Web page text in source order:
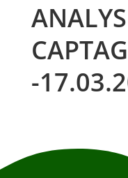
-